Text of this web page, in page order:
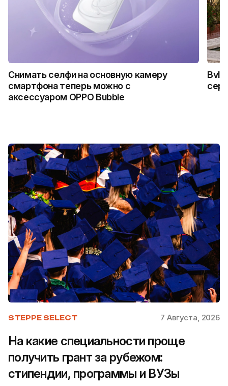
Снимать селфи на основную камеру
смартфона теперь можно с
аксессуаром OPPO Bubble
STEPPE SELECT 7 Августа, 2026
На какие специальности проще
получить грант за рубежом:
стипендии, программы и ВУЗы